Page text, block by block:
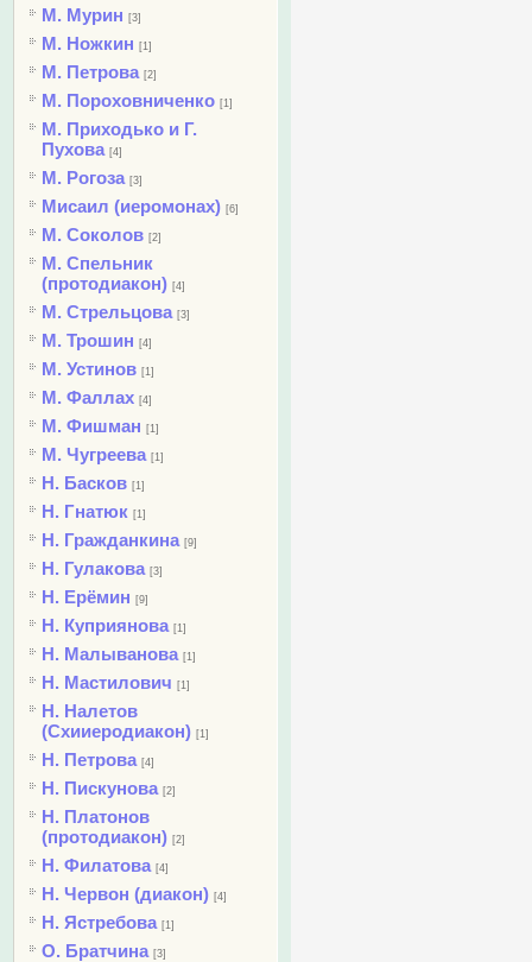
М. Мурин [3]
М. Ножкин [1]
М. Петрова [2]
М. Пороховниченко [1]
М. Приходько и Г.
Пухова [4]
М. Рогоза [3]
Мисаил (иеромонах) [6]
М. Соколов [2]
М. Спельник
(протодиакон) [4]
М. Стрельцова [3]
М. Трошин [4]
М. Устинов [1]
М. Фаллах [4]
М. Фишман [1]
М. Чугреева [1]
Н. Басков [1]
Н. Гнатюк [1]
Н. Гражданкина [9]
Н. Гулакова [3]
Н. Ерёмин [9]
Н. Куприянова [1]
Н. Малыванова [1]
Н. Мастилович [1]
Н. Налетов
(Схииеродиакон) [1]
Н. Петрова [4]
Н. Пискунова [2]
Н. Платонов
(протодиакон) [2]
Н. Филатова [4]
Н. Червон (диакон) [4]
Н. Ястребова [1]
О. Братчина [3]